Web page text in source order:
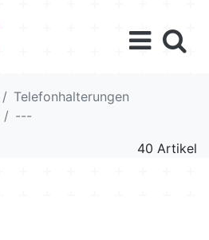
Telefonhalterungen
---
40 Artikel